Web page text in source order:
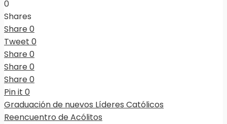
0
Shares
Share0
Tweet 0
Share0
Share0
Share0
Pin it 0
Graduación de nuevos Líderes Católicos
Reencuentro de Acólitos